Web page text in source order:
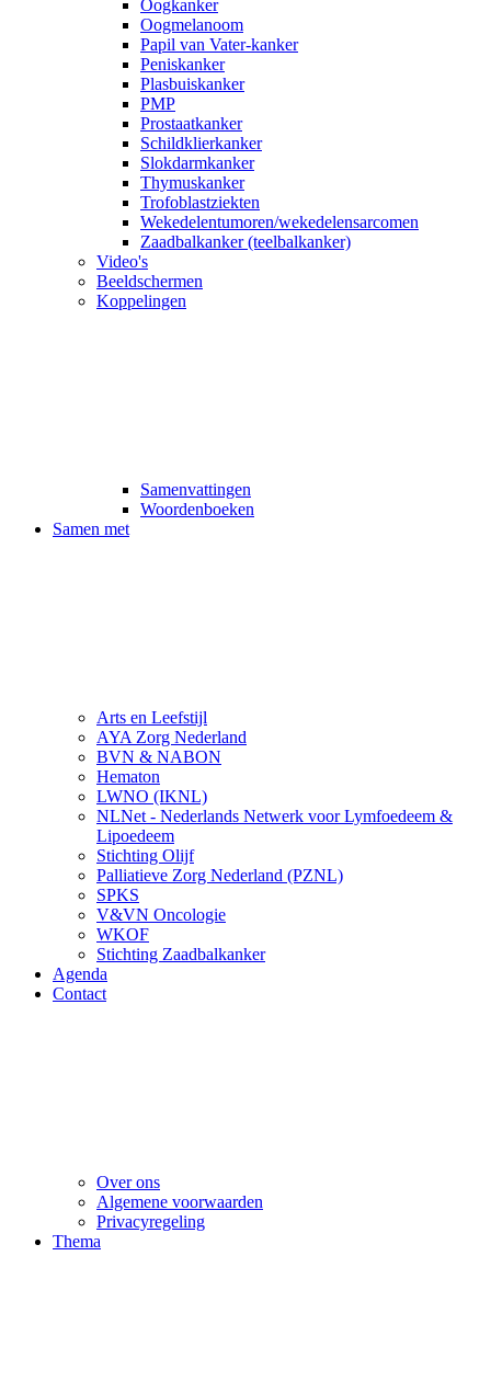
Oogkanker
Oogmelanoom
Papil van Vater-kanker
Peniskanker
Plasbuiskanker
PMP
Prostaatkanker
Schildklierkanker
Slokdarmkanker
Thymuskanker
Trofoblastziekten
Wekedelentumoren/wekedelensarcomen
Zaadbalkanker (teelbalkanker)
Video's
Beeldschermen
Koppelingen
Samenvattingen
Woordenboeken
Samen met
Arts en Leefstijl
AYA Zorg Nederland
BVN & NABON
Hematon
LWNO (IKNL)
NLNet - Nederlands Netwerk voor Lymfoedeem &
Lipoedeem
Stichting Olijf
Palliatieve Zorg Nederland (PZNL)
SPKS
V&VN Oncologie
WKOF
Stichting Zaadbalkanker
Agenda
Contact
Over ons
Algemene voorwaarden
Privacyregeling
Thema